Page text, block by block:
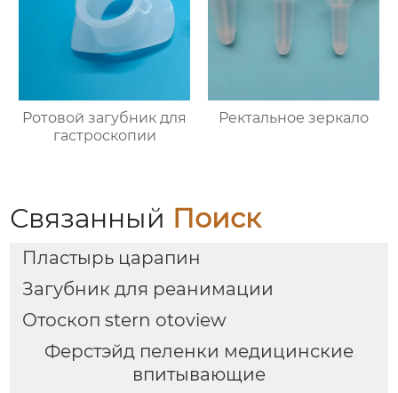
Ротовой загубник для
гастроскопии
Ректальное зеркало
Связанный Поиск
Пластырь царапин
Загубник для реанимации
Отоскоп stern otoview
Ферстэйд пеленки медицинские
впитывающие